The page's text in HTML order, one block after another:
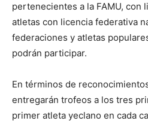
pertenecientes a la FAMU, con
atletas con licencia federativa
federaciones y atletas
podrán participar.
En términos de
entregarán trofeos a los tres
primer atleta yeclano en cada